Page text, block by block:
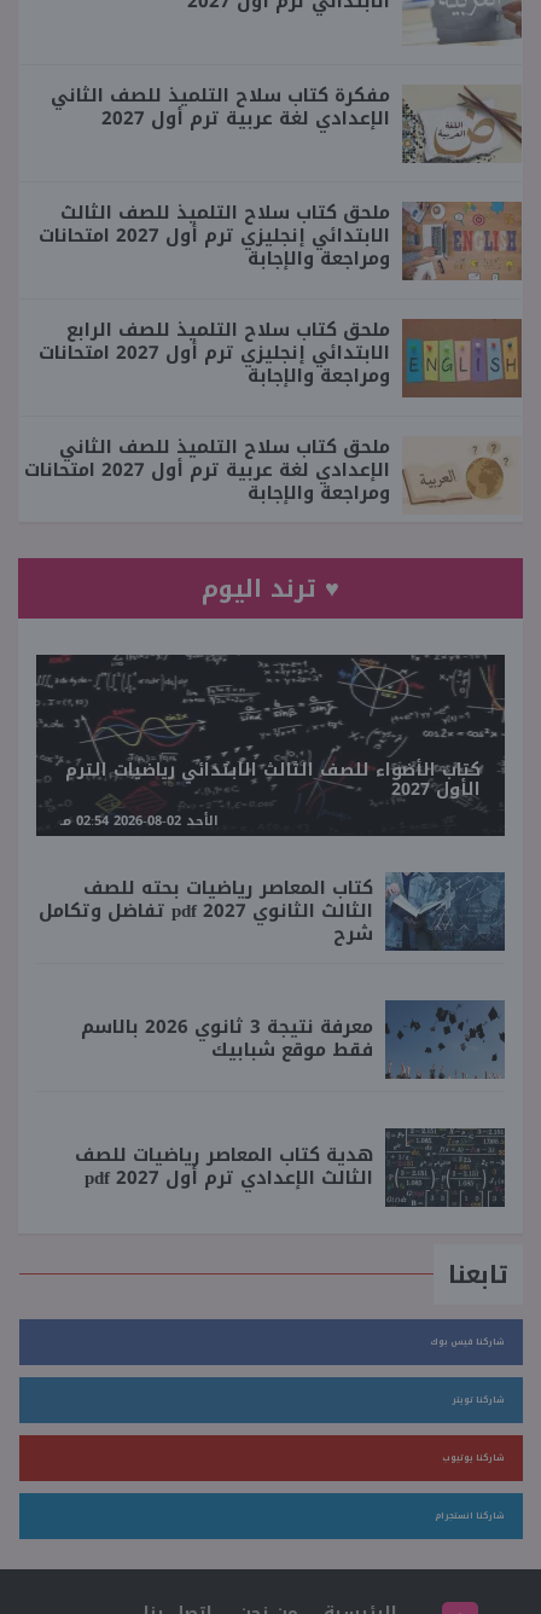
مفكرة كتاب سلاح التلميذ للصف الثاني
الإعدادي لغة عربية ترم أول 2027
ملحق كتاب سلاح التلميذ للصف الثالث
الابتدائي إنجليزي ترم أول 2027 امتحانات
ومراجعة والإجابة
ملحق كتاب سلاح التلميذ للصف الرابع
الابتدائي إنجليزي ترم أول 2027 امتحانات
ومراجعة والإجابة
ملحق كتاب سلاح التلميذ للصف الثاني
الإعدادي لغة عربية ترم أول 2027 امتحانات
ومراجعة والإجابة
♥ ترند اليوم
كتاب الأضواء للصف الثالث الابتدائي رياضيات الترم
الأول 2027
الأحد 02-08-2026 02:54 مـ
كتاب المعاصر رياضيات بحته للصف
الثالث الثانوي 2027 pdf تفاضل وتكامل
شرح
معرفة نتيجة 3 ثانوي 2026 بالاسم
فقط موقع شبابيك
هدية كتاب المعاصر رياضيات للصف
الثالث الإعدادي ترم أول 2027 pdf
تابعنا
شاركنا فيس بوك
شاركنا تويتر
شاركنا يوتيوب
شاركنا انستجرام